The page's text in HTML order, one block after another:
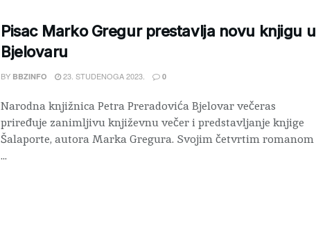
Pisac Marko Gregur prestavlja novu knjigu u
Bjelovaru
BY BBZINFO 23. STUDENOGA 2023. 0
Narodna knjižnica Petra Preradovića Bjelovar večeras
priređuje zanimljivu književnu večer i predstavljanje knjige
Šalaporte, autora Marka Gregura. Svojim četvrtim romanom
...